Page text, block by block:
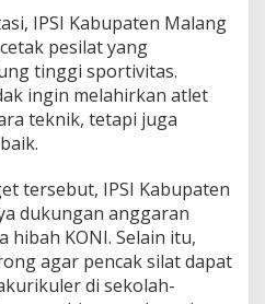
IPSI Kabupaten Malang
pesilat yang
tinggi sportivitas.
ingin melahirkan atlet
teknik, tetapi juga
tersebut, IPSI Kabupaten
dukungan anggaran
hibah KONI. Selain itu,
agar pencak silat dapat
di sekolah-